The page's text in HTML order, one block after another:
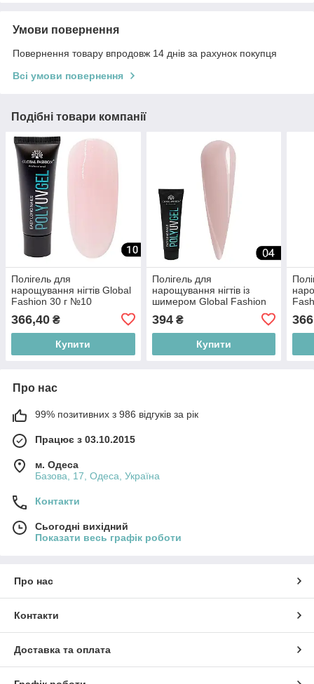
Умови повернення
Повернення товару впродовж 14 днів за рахунок покупця
Всі умови повернення
Подібні товари компанії
Полігель для
нарощування нігтів Global
Fashion 30 г №10
366,40 ₴
Купити
Полігель для
нарощування нігтів із
шимером Global Fashion
394₴
Купити
Про нас
99% позитивних з 986 відгуків за рік
Працює з 03.10.2015
м. Одеса
Базова, 17, Одеса, Україна
Контакти
Сьогодні вихідний
Показати весь графік роботи
Про нас
Контакти
Доставка та оплата